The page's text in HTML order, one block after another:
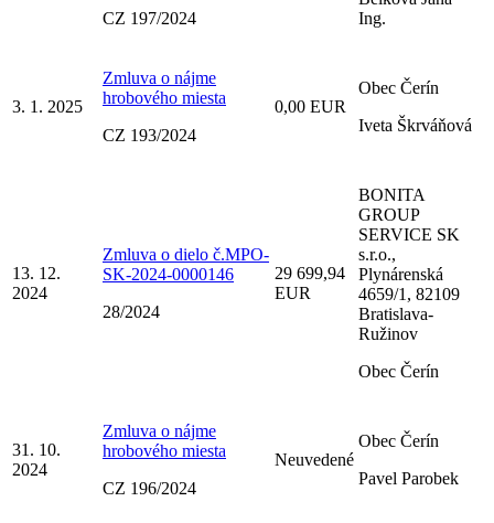
CZ 197/2024
Ing.
3. 1. 2025
Zmluva o nájme
hrobového miesta
CZ 193/2024
0,00 EUR
Obec Čerín
Iveta Škrváňová
13. 12.
2024
Zmluva o dielo č.MPO-
SK-2024-0000146
28/2024
29 699,94
EUR
BONITA
GROUP
SERVICE SK
s.r.o.,
Plynárenská
4659/1, 82109
Bratislava-
Ružinov
Obec Čerín
31. 10.
2024
Zmluva o nájme
hrobového miesta
CZ 196/2024
Neuvedené
Obec Čerín
Pavel Parobek